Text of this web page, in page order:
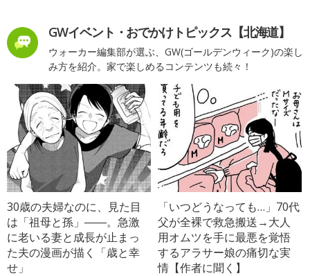
GWイベント・おでかけトピックス【北海道】
ウォーカー編集部が選ぶ、GW(ゴールデンウィーク)の楽し
み方を紹介。家で楽しめるコンテンツも続々！
30歳の夫婦なのに、見た目
は「祖母と孫」――。急激
に老いる妻と成長が止まっ
た夫の漫画が描く「歳と幸
せ」
「いつどうなっても…」70代
父が全裸で救急搬送→大人
用オムツを手に最悪を覚悟
するアラサー娘の痛切な実
情【作者に聞く】